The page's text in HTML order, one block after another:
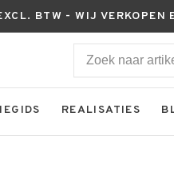
BTW - WIJ
REALISATIES